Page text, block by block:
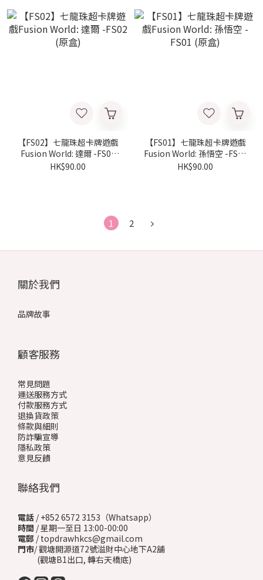
【FS02】七龍珠超卡牌遊戲
Fusion World: 達爾 -FS02
(原盒)
HK$90.00
【FS01】七龍珠超卡牌遊戲
Fusion World: 孫悟空 -FS01
(原盒)
HK$90.00
1 2
關於我們
品牌故事
顧客服務
常見問題
運送服務方式
付款服務方式
退換貨政策
條款與細則
防詐騙宣導
隱私政策
意見反饋
聯絡我們
電話 / +852 6572 3153（Whatsapp）
時間 / 星期一至日 13:00-00:00
電郵 / topdrawhkcs@gmail.com
門市/ 觀塘開源道72號溢財中心地下A2舖
(觀塘B1出口, 轉右天橋底)